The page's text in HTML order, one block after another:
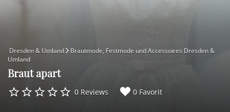
Dresden & Umland
Brautmode, Festmode und Accessoires Dresden &
Umland
Braut apart
0 Reviews 0 Favorit